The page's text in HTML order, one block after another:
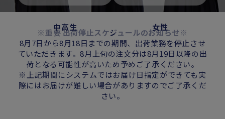
中高生 女性
※重要 出荷停止スケジュールのお知らせ※
8月7日から8月18日までの期間、出荷業務を停止させ
ていただきます。8月上旬の注文分は8月19日以降の出
荷となる可能性が高いため予めご了承ください。
※上記期間にシステムではお届け日指定ができても実
際にはお届けが難しい場合がありますのでご了承くだ
さい。